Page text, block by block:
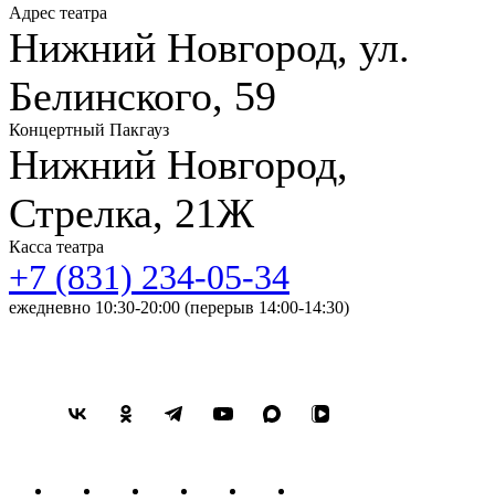
Адрес театра
Нижний Новгород, ул.
Белинского, 59
Концертный Пакгауз
Нижний Новгород,
Стрелка, 21Ж
Касса театра
+7 (831) 234-05-34
ежедневно 10:30-20:00 (перерыв 14:00-14:30)